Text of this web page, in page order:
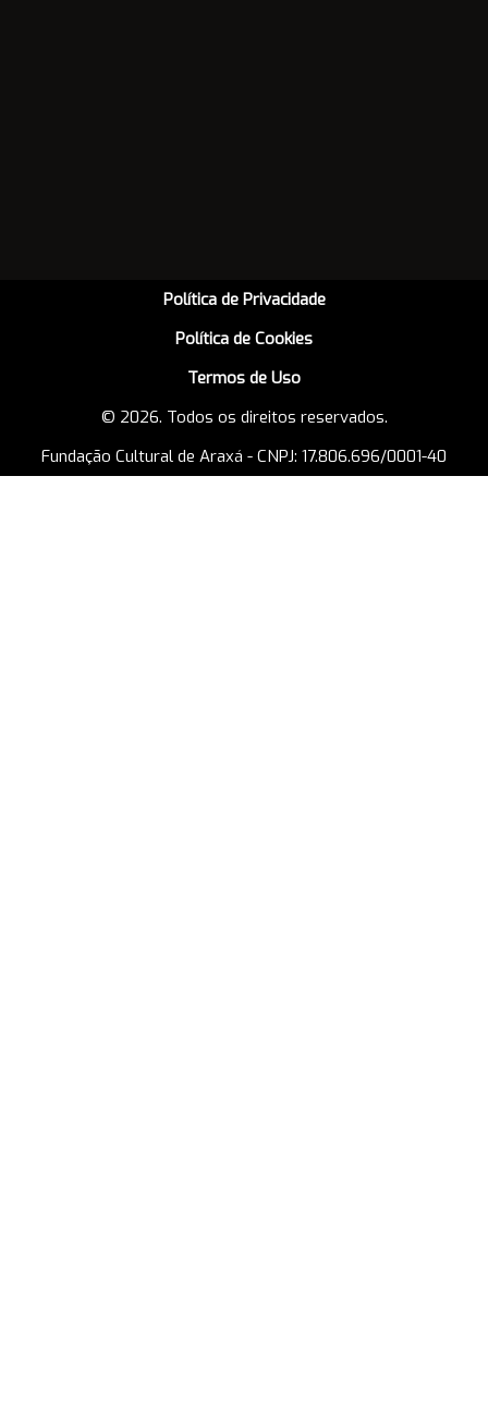
Política de Privacidade
Política de Cookies
Termos de Uso
© 2026. Todos os direitos reservados.
Fundação Cultural de Araxá - CNPJ: 17.806.696/0001-40